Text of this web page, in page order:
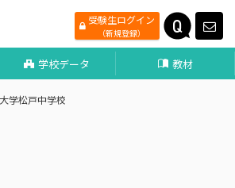
受験生ログイン
（新規登録）
学校データ 教材
学松戸中学校